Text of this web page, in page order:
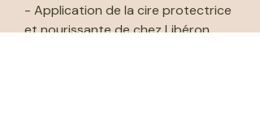
- Application de la cire protectrice
et nourissante de chez Libéron.